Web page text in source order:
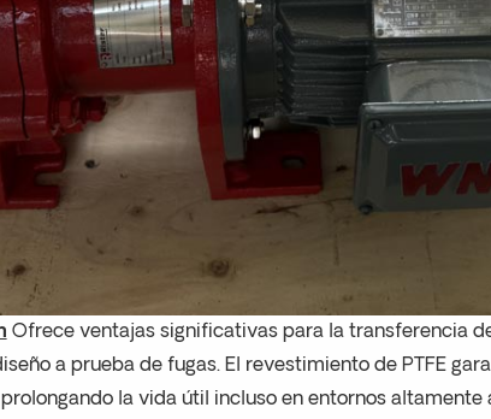
Ofrece ventajas significativas para la transferencia
a prueba de fugas. El revestimiento de PTFE
la vida útil incluso en entornos altamente